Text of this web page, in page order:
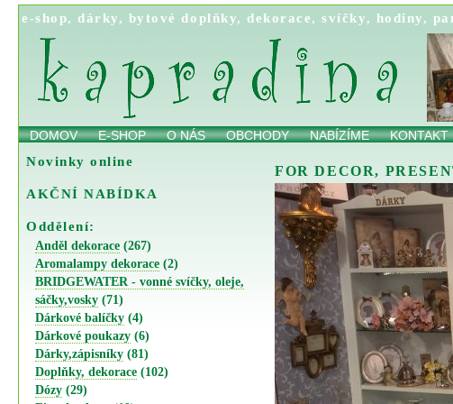
e-shop,dárky, bytové doplňky,dekorace,svíčky, hodiny,
DOMOV E-SHOP O NÁS OBCHODY NABÍZÍME KONTAKT
Novinky online
AKČNÍ NABÍDKA
Oddělení:
Anděl dekorace (267)
Aromalampy dekorace (2)
BRIDGEWATER - vonné svíčky, oleje,
sáčky,vosky (71)
Dárkové balíčky (4)
Dárkové poukazy (6)
Dárky,zápisníky (81)
Doplňky, dekorace (102)
Dózy (29)
FOR DECOR,